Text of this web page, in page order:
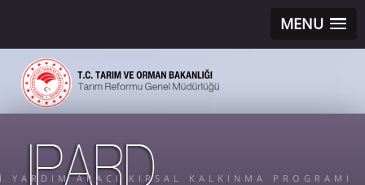
MENU
ARACI KIRSAL KALKINMA PROGRAMI